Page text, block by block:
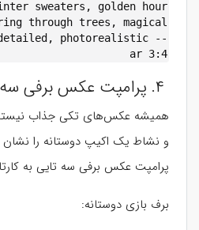
sweaters, golden hour
through trees, magical
detailed, photorealistic --
ar 3:4
همیشه عکس‌های تکی جذاب
و نشاط یک اکیپ دوستانه را
پرامپت عکس برفی سه تایی به
برف بازی دوستانه: